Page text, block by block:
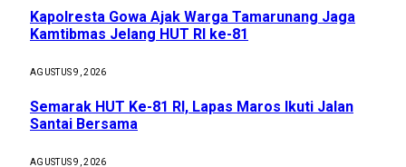
Kapolresta Gowa Ajak Warga Tamarunang Jaga
Kamtibmas Jelang HUT RI ke-81
AGUSTUS 9, 2026
Semarak HUT Ke-81 RI, Lapas Maros Ikuti Jalan
Santai Bersama
AGUSTUS 9, 2026